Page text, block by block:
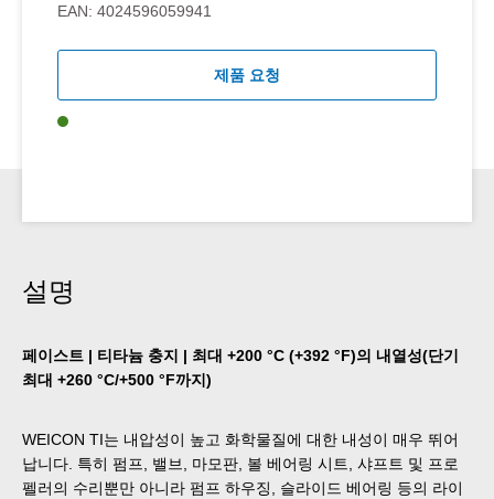
EAN: 4024596059941
제품 요청
설명
페이스트 | 티타늄 충지 | 최대 +200 °C (+392 °F)의 내열성(단기
최대 +260 °C/+500 °F까지)
WEICON TI는 내압성이 높고 화학물질에 대한 내성이 매우 뛰어
납니다. 특히 펌프, 밸브, 마모판, 볼 베어링 시트, 샤프트 및 프로
펠러의 수리뿐만 아니라 펌프 하우징, 슬라이드 베어링 등의 라이